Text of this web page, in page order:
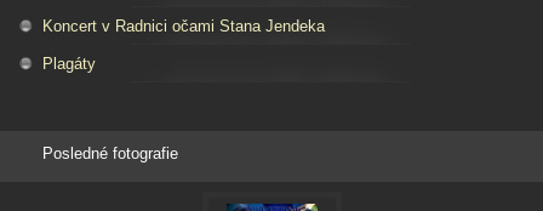
Koncert v Radnici očami Stana Jendeka
Plagáty
Posledné fotografie